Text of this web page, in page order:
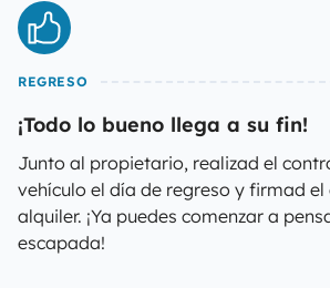
REGRESO
¡Todo lo bueno llega a su fin!
Junto al propietario, realizad el
vehículo el día de regreso y firmad
alquiler. ¡Ya puedes comenzar a
escapada!